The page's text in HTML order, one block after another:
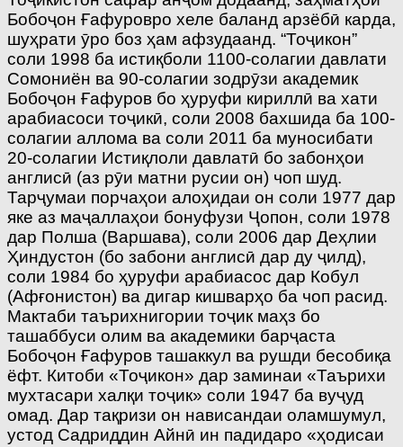
Бобоҷон Ғафуровро хеле баланд арзёбӣ карда,
шуҳрати ӯро боз ҳам афзудаанд. “Тоҷикон”
соли 1998 ба истиқболи 1100-солагии давлати
Сомониён ва 90-солагии зодрӯзи академик
Бобоҷон Ғафуров бо ҳуруфи кириллӣ ва хати
арабиасоси тоҷикӣ, соли 2008 бахшида ба 100-
солагии аллома ва соли 2011 ба муносибати
20-солагии Истиқлоли давлатӣ бо забонҳои
англисӣ (аз рӯи матни русии он) чоп шуд.
Тарҷумаи порчаҳои алоҳидаи он соли 1977 дар
яке аз маҷаллаҳои бонуфузи Ҷопон, соли 1978
дар Полша (Варшава), соли 2006 дар Деҳлии
Ҳиндустон (бо забони англисӣ дар ду ҷилд),
соли 1984 бо ҳуруфи арабиасос дар Кобул
(Афғонистон) ва дигар кишварҳо ба чоп расид.
Мактаби таърихнигории тоҷик маҳз бо
ташаббуси олим ва академики барҷаста
Бобоҷон Ғафуров ташаккул ва рушди бесобиқа
ёфт. Китоби «Тоҷикон» дар заминаи «Таърихи
мухтасари халқи тоҷик» соли 1947 ба вуҷуд
омад. Дар тақризи он нависандаи оламшумул,
устод Садриддин Айнӣ ин падидаро «ҳодисаи